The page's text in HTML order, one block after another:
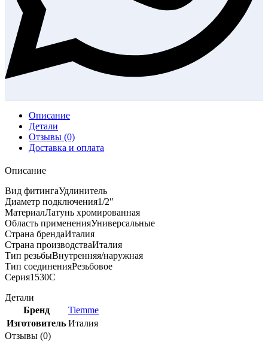
Описание
Детали
Отзывы (0)
Доставка и оплата
Описание
Вид фитингаУдлинитель
Диаметр подключения1/2″
МатериалЛатунь хромированная
Область примененияУниверсальные
Страна брендаИталия
Страна производстваИталия
Тип резьбыВнутренняя/наружная
Тип соединенияРезьбовое
Серия1530С
Детали
Бренд
Tiemme
Изготовитель Италия
Отзывы (0)